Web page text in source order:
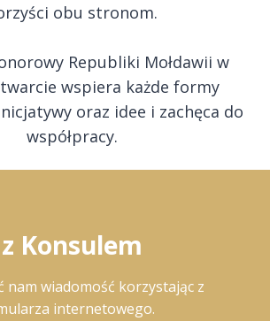
obu stronom.
Republiki Mołdawii w
wspiera każde formy
oraz idee i zachęca do
współpracy.
Konsulem
nam wiadomość korzystając z
internetowego.